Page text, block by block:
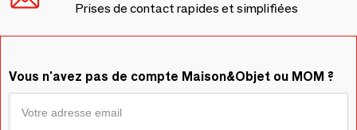
Prises de contact rapides et simplifiées
Vous n'avez pas de compte Maison&Objet ou MOM ?